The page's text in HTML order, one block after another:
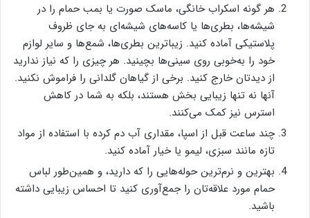
هر گونه اسکراب خانگی، ماسک صورت یا بمب حمام را در
شیشه‌ها، بطری‌ها یا کاسه‌های شیشه‌ای به جای ظروف
پلاستیکی آماده کنید. زیباترین بطری‌ها، شمع‌ها و سایر لوازم
خود را به‌خوبی روی سینی‌ها بچینید. هر چیزی را که نیاز ندارید
از دیدتان خارج کنید. برخی از گیاهان گلدانی را فراموش نکنید.
آنها نه تنها زیبایی بخش هستند، بلکه به شما در کاهش
استرس نیز کمک می‌کنند.
چند ساعت قبل از اسپا، مقداری آب دم کرده با استفاده از مواد
تازه مانند سبزی، لیمو یا خیار آماده کنید.
بهترین و نرم‌ترین حوله‌هایی را که دارید، و همین‌طور لباس
حمام مورد علاقه‌تان را جمع‌آوری کنید تا احساس زیبایی داشته
باشید.